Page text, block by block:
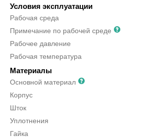
Условия эксплуатации
Рабочая среда
Примечание по рабочей среде
Рабочее давление
Рабочая температура
Материалы
Основной материал
Корпус
Шток
Уплотнения
Гайка